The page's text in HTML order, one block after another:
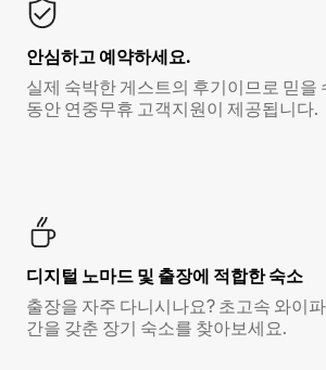
안심하고 예약하세요.
실제 숙박한 게스트의 후기이므로 믿을
동안 연중무휴 고객지원이 제공됩니다.
디지털 노마드 및 출장에 적합한 숙소
출장을 자주 다니시나요? 초고속 와이
간을 갖춘 장기 숙소를 찾아보세요.